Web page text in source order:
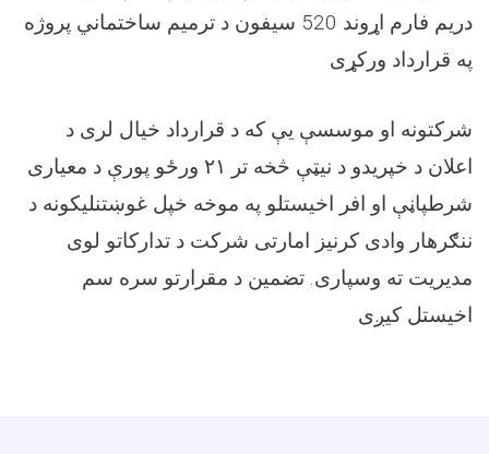
دریم فارم اړوند 520 سیفون د ترمیم ساختماني پروژه
په قرارداد ورکړی
شرکتونه او موسسې یې که د قرارداد خیال لری د
اعلان د خپریدو د نیټې څخه تر ۲۱ ورځو پورې د معیاری
شرطپاڼې او افر اخیستلو په موخه خپل غوښتنلیکونه د
ننګرهار وادی کرنیز امارتی شرکت د تدارکاتو لوی
مدیریت ته وسپاری. تضمین د مقرارتو سره سم
اخیستل کیږی